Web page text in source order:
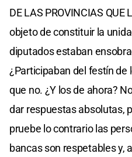
DE LAS PROVINCIAS QUE
objeto de constituir la
diputados estaban
¿Participaban del festín de
que no. ¿Y los de ahora?
dar respuestas absolutas,
pruebe lo contrario las
bancas son respetables y,